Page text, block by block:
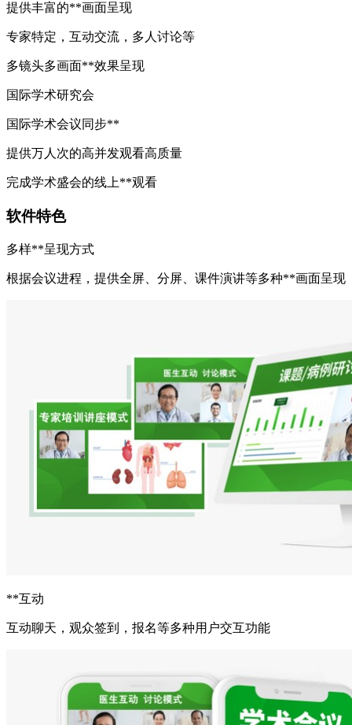
提供丰富的**画面呈现
专家特定，互动交流，多人讨论等
多镜头多画面**效果呈现
国际学术研究会
国际学术会议同步**
提供万人次的高并发观看高质量
完成学术盛会的线上**观看
软件特色
多样**呈现方式
根据会议进程，提供全屏、分屏、课件演讲等多种**画面呈现
**互动
互动聊天，观众签到，报名等多种用户交互功能